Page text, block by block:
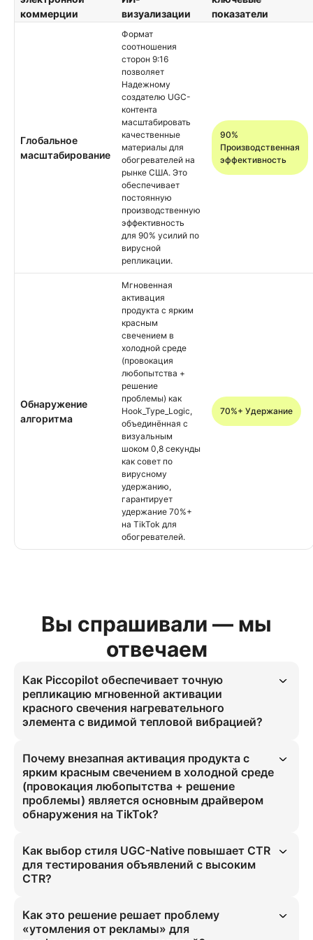
коммерции
визуализации
показатели
Глобальное
масштабирование
Формат
соотношения
сторон 9:16
позволяет
Надежному
создателю UGC-
контента
масштабировать
качественные
материалы для
обогревателей на
рынке США. Это
обеспечивает
постоянную
производственную
эффективность
для 90% усилий по
вирусной
репликации.
90%
Производственная
эффективность
Обнаружение
алгоритма
Мгновенная
активация
продукта с ярким
красным
свечением в
холодной среде
(провокация
любопытства +
решение
проблемы) как
Hook_Type_Logic,
объединённая с
визуальным
шоком 0,8 секунды
как совет по
вирусному
удержанию,
гарантирует
удержание 70%+
на TikTok для
обогревателей.
70%+ Удержание
Вы спрашивали — мы
отвечаем
Как Piccopilot обеспечивает точную
репликацию мгновенной активации
красного свечения нагревательного
элемента с видимой тепловой вибрацией?
фиксирует мгновенную активацию красного свечения. Этот
метод гарантирует воспроизведение свечения продукта 3000K
против окружающего света 5000K-7000K с точностью до долей
миллиметра для обогревателей, создавая визуально
насыщенный момент, который увеличивает вовлечённость. Он
устраняет визуальные помехи в UGC-контенте.
Почему внезапная активация продукта с
ярким красным свечением в холодной среде
(провокация любопытства + решение
проблемы) является основным драйвером
обнаружения на TikTok?
визуальный шок, являясь основным хуком для обнаружения.
Эта структура провокации любопытства и решения проблемы
для обогревателей на TikTok использует алгоритм платформы
для максимизации первоначального вовлечения, обеспечивая
Как выбор стиля UGC-Native повышает CTR
для тестирования объявлений с высоким
CTR?
искусственность, делая зимнюю ситуацию подлинной. Эта
аутентичность напрямую увеличивает CTR на 30% в
тестировании объявлений с высоким CTR для зимнего рынка
Как это решение решает проблему
«утомления от рекламы» для